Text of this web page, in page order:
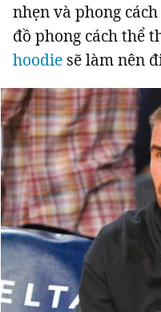
nhẹn và phong
đồ phong cách thể
hoodie sẽ làm nên